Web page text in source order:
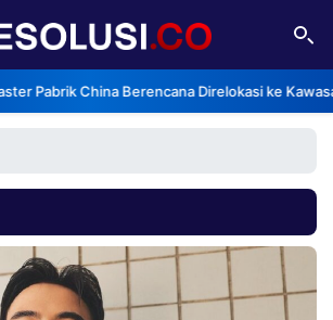
Pabrik China Berencana Direlokasi ke
TENTANG
IKLAN
PERSONA